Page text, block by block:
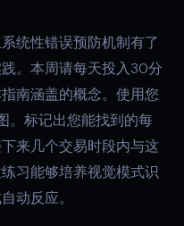
统性错误预防机制有了
。本周请每天投入30分
南涵盖的概念。使用您
。标记出您能找到的每
来几个交易时段内与这
习能够培养视觉模式识
动反应。